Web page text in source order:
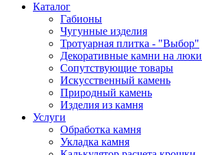
Каталог
Габионы
Чугунные изделия
Тротуарная плитка - "Выбор"
Декоративные камни на люки
Сопутствующие товары
Искусственный камень
Природный камень
Изделия из камня
Услуги
Обработка камня
Укладка камня